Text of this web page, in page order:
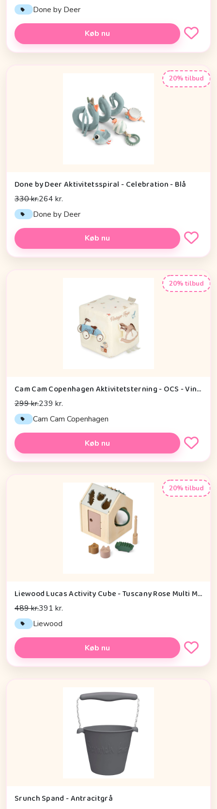
Done by Deer
Køb nu
20% tilbud
Done by Deer Aktivitetsspiral - Celebration - Blå
330 kr.264 kr.
Done by Deer
Køb nu
20% tilbud
Cam Cam Copenhagen Aktivitetsterning - OCS - Vintage Toys
299 kr.239 kr.
Cam Cam Copenhagen
Køb nu
20% tilbud
Liewood Lucas Activity Cube - Tuscany Rose Multi Mix
489 kr.391 kr.
Liewood
Køb nu
Srunch Spand - Antracitgrå